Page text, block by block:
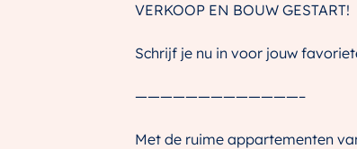
VERKOOP EN BOUW GESTART!
Schrijf je nu in voor jouw
—————————————–
Met de ruime appartementen